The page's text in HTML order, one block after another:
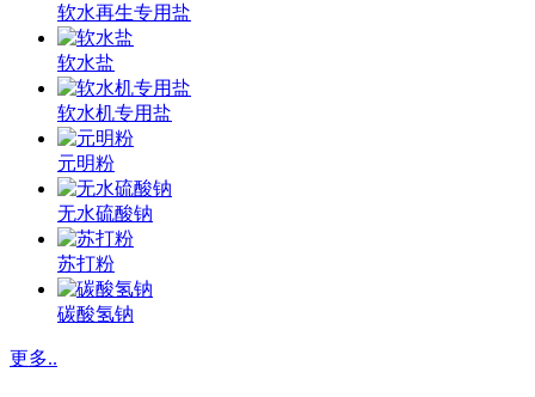
软水再生专用盐
软水盐
软水机专用盐
元明粉
无水硫酸钠
苏打粉
碳酸氢钠
更多..